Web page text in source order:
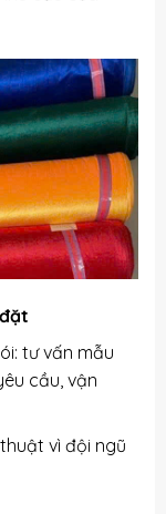
tư vấn mẫu
cầu, vận
vì đội ngũ